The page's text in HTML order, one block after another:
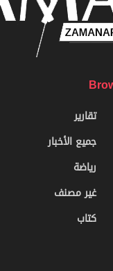
تقارير
جميع الأخبار
رياضة
غير مصنف
كتاب